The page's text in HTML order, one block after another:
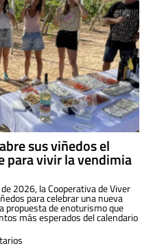
sus viñedos el
para vivir la vendimia
2026, la Cooperativa de Viver
para celebrar una nueva
propuesta de enoturismo que
más esperados del calendario